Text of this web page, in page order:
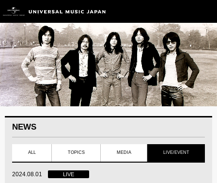
NEWS
ALL TOPICS MEDIA LIVE/EVENT
2024.08.01 LIVE